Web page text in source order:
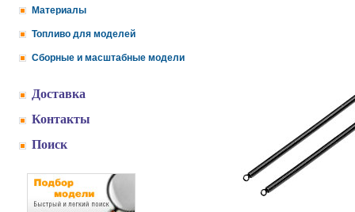
Материалы
Топливо для моделей
Сборные и масштабные модели
Доставка
Контакты
Поиск